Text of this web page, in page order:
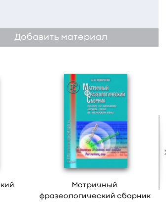
Добавить материал
Матричный
фразеологический сборник